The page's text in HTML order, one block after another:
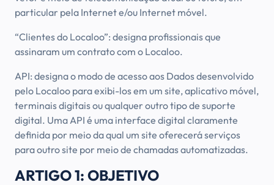
particular pela Internet e/ou Internet móvel.
“Clientes do Localoo”: designa profissionais que
assinaram um contrato com o Localoo.
API: designa o modo de acesso aos Dados desenvolvido
pelo Localoo para exibi-los em um site, aplicativo móvel,
terminais digitais ou qualquer outro tipo de suporte
digital. Uma API é uma interface digital claramente
definida por meio da qual um site oferecerá serviços
para outro site por meio de chamadas automatizadas.
ARTIGO 1: OBJETIVO